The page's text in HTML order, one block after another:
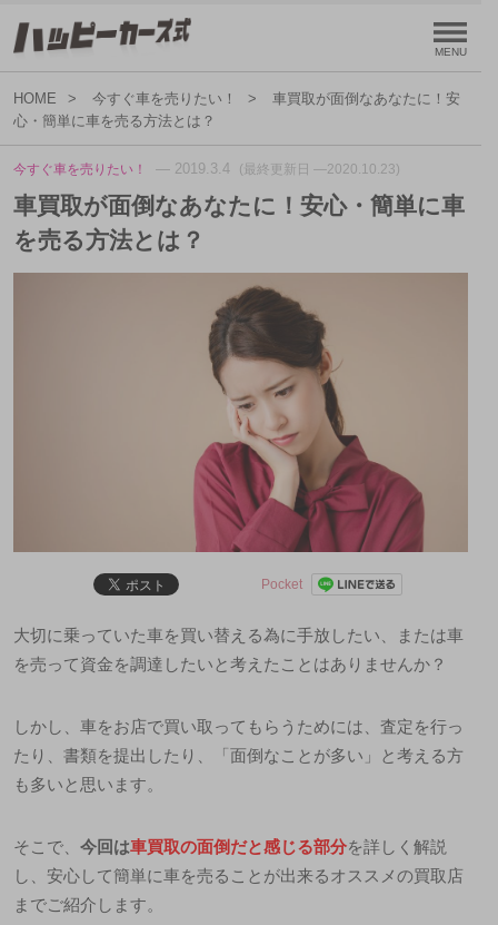
HOME 今すぐ車を売りたい！
車買取が面倒なあなたに！安
心・簡単に車を売る方法とは？
今すぐ車を売りたい！ — 2019.3.4 (最終更新日 —2020.10.23)
車買取が面倒なあなたに！安心・簡単に車
を売る方法とは？
Pocket
大切に乗っていた車を買い替える為に手放したい、または車
を売って資金を調達したいと考えたことはありませんか？
しかし、車をお店で買い取ってもらうためには、査定を行っ
たり、書類を提出したり、「面倒なことが多い 」と考える方
も多いと思います。
そこで、 今回は車買取の面倒だと感じる部分を詳しく解説
し、安心して簡単に車を売ることが出来るオススメの買取店
までご紹介します。